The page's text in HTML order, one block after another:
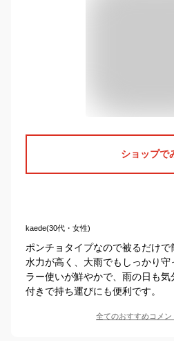
ショップで
kaede(30代・女性)
ポンチョタイプなので被るだけ
水力が高く、大雨でもしっかり守
ラー使いが鮮やかで、雨の日も
付きで持ち運びにも便利です。
全てのおすすめコメン